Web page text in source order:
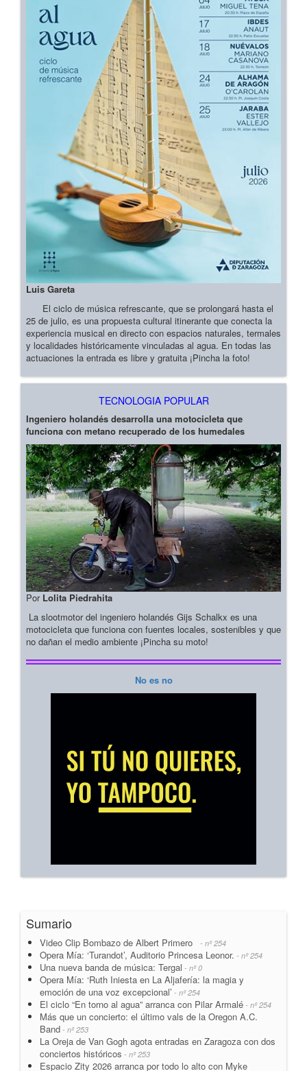
Luis Gareta
El ciclo de música refrescante, que se prolongará hasta el
25 de julio, es una propuesta cultural itinerante que conecta la
experiencia musical en directo con espacios naturales, termales
y localidades históricamente vinculadas al agua. En todas las
actuaciones la entrada es libre y gratuita ¡Pincha la foto!
TECNOLOGIA POPULAR
Ingeniero holandés desarrolla una motocicleta que
funciona con metano recuperado de los humedales
Por Lolita Piedrahita
La slootmotor del ingeniero holandés Gijs Schalkx es una
motocicleta que funciona con fuentes locales, sostenibles y que
no dañan el medio ambiente ¡Pincha su moto!
No es no
Sumario
Video Clip Bombazo de Albert Primero - nº 254
Opera Mía: ‘Turandot’, Auditorio Princesa Leonor. - nº 254
Una nueva banda de música: Tergal - nº 0
Opera Mía: ‘Ruth Iniesta en La Aljafería: la magia y
emoción de una voz excepcional’ - nº 254
El ciclo “En torno al agua” arranca con Pilar Armalé - nº 254
Más que un concierto: el último vals de la Oregon A.C.
Band - nº 253
La Oreja de Van Gogh agota entradas en Zaragoza con dos
conciertos históricos - nº 253
Espacio Zity 2026 arranca por todo lo alto con Myke